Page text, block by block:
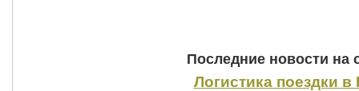
Последние новости на
Логистика поездки